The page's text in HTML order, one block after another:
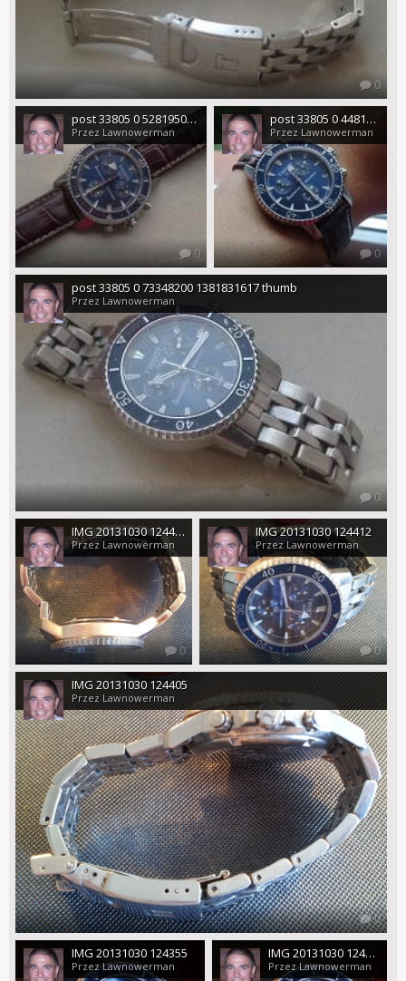
0
post 33805 0 52819500 1381831821 thumb
Przez Lawnowerman
0
post 33805 0 44811200 1381831827 thumb
Przez Lawnowerman
0
post 33805 0 73348200 1381831617 thumb
Przez Lawnowerman
0
IMG 20131030 124417
Przez Lawnowerman
0
IMG 20131030 124412
Przez Lawnowerman
0
IMG 20131030 124405
Przez Lawnowerman
0
IMG 20131030 124355
Przez Lawnowerman
IMG 20131030 124349
Przez Lawnowerman